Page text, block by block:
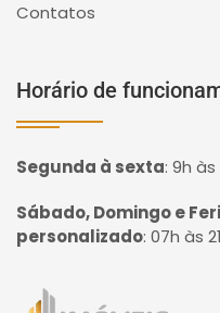
Contatos
Horário de
Segunda à sexta: 9h às
Sábado, Domingo e
personalizado: 07h às
Página inicial